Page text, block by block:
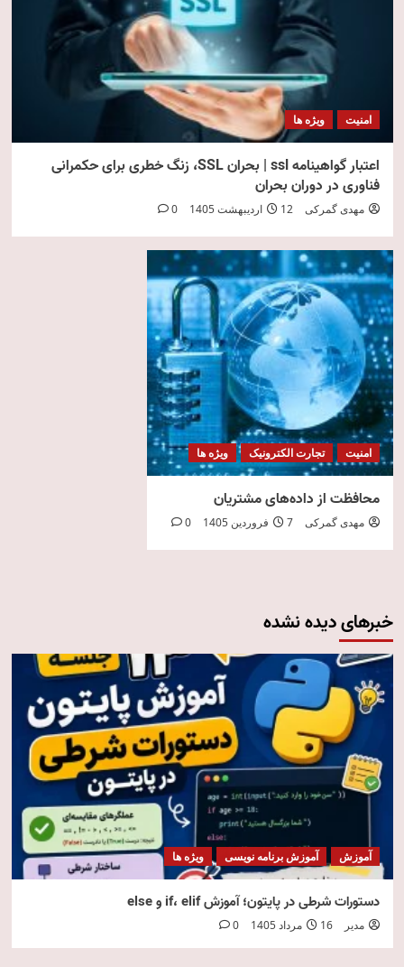
امنیت ویژه ها
اعتبار گواهینامه ssl | بحران SSL، زنگ خطری برای حکمرانی
فناوری در دوران بحران
مهدی گمرکی 12 اردیبهشت 1405 0
امنیت تجارت الکترونیک ویژه ها
محافظت از داده‌های مشتریان
مهدی گمرکی 7 فروردین 1405 0
خبرهای دیده نشده
آموزش آموزش برنامه نویسی ویژه ها
دستورات شرطی در پایتون؛ آموزش if، elif و else
مدیر 16 مرداد 1405 0